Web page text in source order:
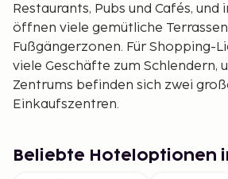
Restaurants, Pubs und Cafés, und
öffnen viele gemütliche
Fußgängerzonen. Für Shopping-
viele Geschäfte zum Schlendern,
Zentrums befinden sich zwei
Einkaufszentren.
Beliebte Hoteloptionen